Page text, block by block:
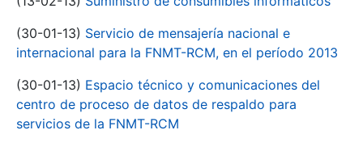
(30-01-13) Servicio de mensajería nacional e
internacional para la FNMT-RCM, en el período 2013
(30-01-13) Espacio técnico y comunicaciones del
centro de proceso de datos de respaldo para
servicios de la FNMT-RCM